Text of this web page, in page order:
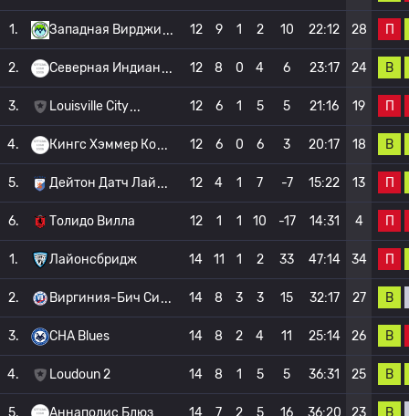
1. Западная Вирджи 12 9 1 2 10 22:12 28 П
2. Северная Индиан 12 8 0 4 6 23:17 24 В
3. Louisville City 12 6 1 5 5 21:16 19 П
4. Кингс Хэммер Ко 12 6 0 6 3 20:17 18 В
5. Дейтон Датч Лай 12 4 1 7 -7 15:22 13 П
6. Толидо Вилла 12 1 1 10 -17 14:31 4 П
1. Лайонсбридж 14 11 1 2 33 47:14 34 П
2. Виргиния-Бич Си 14 8 3 3 15 32:17 27 В
3. CHA Blues 14 8 2 4 11 25:14 26 В
4. Loudoun 2 14 8 1 5 5 36:31 25 В
5. Аннаполис Блюз 14 7 2 5 16 36:20 23 В